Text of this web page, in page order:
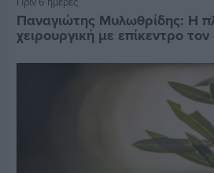
Παναγιώτης Μυλωθρίδης: Η
χειρουργική με επίκεντρο